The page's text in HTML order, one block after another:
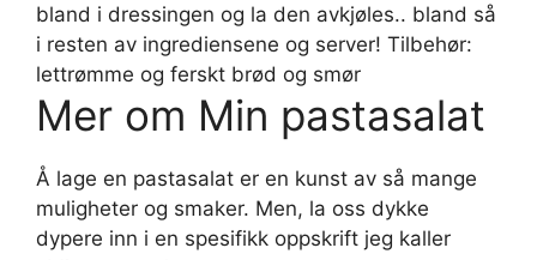
bland i dressingen og la den avkjøles.. bland så
i resten av ingrediensene og server! Tilbehør:
lettrømme og ferskt brød og smør
Mer om Min pastasalat
Å lage en pastasalat er en kunst av så mange
muligheter og smaker. Men, la oss dykke
dypere inn i en spesifikk oppskrift jeg kaller